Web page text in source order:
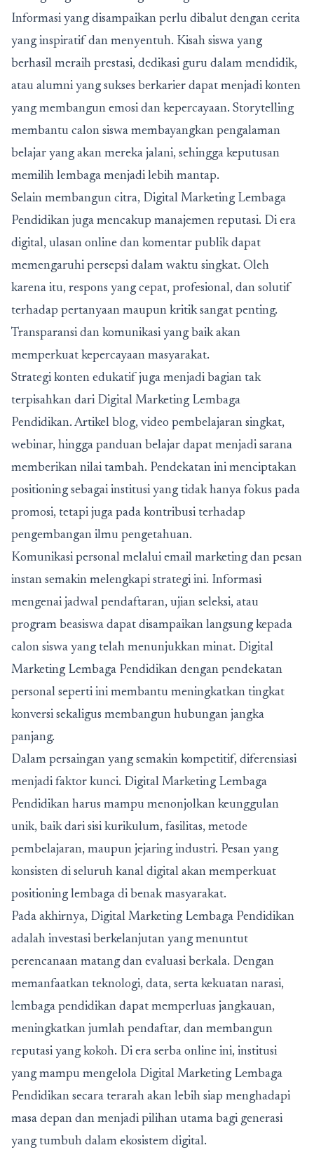
Informasi yang disampaikan perlu dibalut dengan cerita
yang inspiratif dan menyentuh. Kisah siswa yang
berhasil meraih prestasi, dedikasi guru dalam mendidik,
atau alumni yang sukses berkarier dapat menjadi konten
yang membangun emosi dan kepercayaan. Storytelling
membantu calon siswa membayangkan pengalaman
belajar yang akan mereka jalani, sehingga keputusan
memilih lembaga menjadi lebih mantap.
Selain membangun citra, Digital Marketing Lembaga
Pendidikan juga mencakup manajemen reputasi. Di era
digital, ulasan online dan komentar publik dapat
memengaruhi persepsi dalam waktu singkat. Oleh
karena itu, respons yang cepat, profesional, dan solutif
terhadap pertanyaan maupun kritik sangat penting.
Transparansi dan komunikasi yang baik akan
memperkuat kepercayaan masyarakat.
Strategi konten edukatif juga menjadi bagian tak
terpisahkan dari Digital Marketing Lembaga
Pendidikan. Artikel blog, video pembelajaran singkat,
webinar, hingga panduan belajar dapat menjadi sarana
memberikan nilai tambah. Pendekatan ini menciptakan
positioning sebagai institusi yang tidak hanya fokus pada
promosi, tetapi juga pada kontribusi terhadap
pengembangan ilmu pengetahuan.
Komunikasi personal melalui email marketing dan pesan
instan semakin melengkapi strategi ini. Informasi
mengenai jadwal pendaftaran, ujian seleksi, atau
program beasiswa dapat disampaikan langsung kepada
calon siswa yang telah menunjukkan minat. Digital
Marketing Lembaga Pendidikan dengan pendekatan
personal seperti ini membantu meningkatkan tingkat
konversi sekaligus membangun hubungan jangka
panjang.
Dalam persaingan yang semakin kompetitif, diferensiasi
menjadi faktor kunci. Digital Marketing Lembaga
Pendidikan harus mampu menonjolkan keunggulan
unik, baik dari sisi kurikulum, fasilitas, metode
pembelajaran, maupun jejaring industri. Pesan yang
konsisten di seluruh kanal digital akan memperkuat
positioning lembaga di benak masyarakat.
Pada akhirnya, Digital Marketing Lembaga Pendidikan
adalah investasi berkelanjutan yang menuntut
perencanaan matang dan evaluasi berkala. Dengan
memanfaatkan teknologi, data, serta kekuatan narasi,
lembaga pendidikan dapat memperluas jangkauan,
meningkatkan jumlah pendaftar, dan membangun
reputasi yang kokoh. Di era serba online ini, institusi
yang mampu mengelola Digital Marketing Lembaga
Pendidikan secara terarah akan lebih siap menghadapi
masa depan dan menjadi pilihan utama bagi generasi
yang tumbuh dalam ekosistem digital.